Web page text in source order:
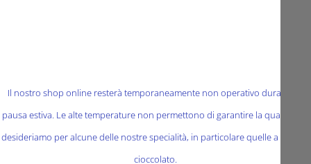
Il nostro shop online resterà temporaneamente non operativo durante la
pausa estiva. Le alte temperature non permettono di garantire la qualità che
desideriamo per alcune delle nostre specialità, in particolare quelle a base di
cioccolato.